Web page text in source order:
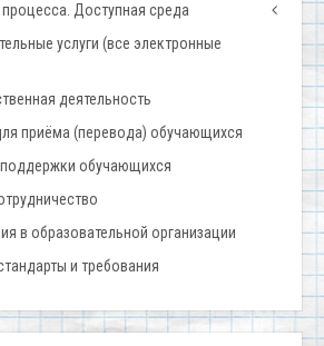
Доступная среда
услуги (все электронные
деятельность
приёма (перевода) обучающихся
обучающихся
в образовательной организации
и требования